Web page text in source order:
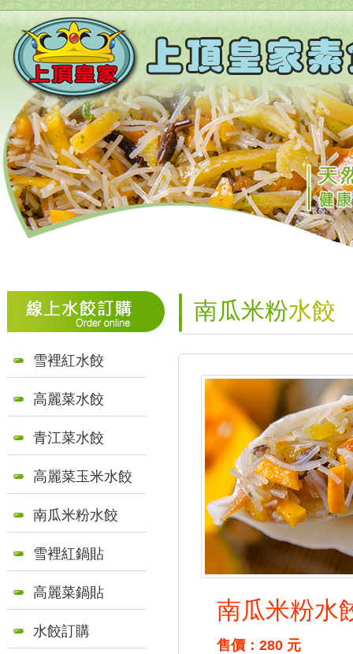
雪裡紅水餃
高麗菜水餃
青江菜水餃
高麗菜玉米水餃
南瓜米粉水餃
雪裡紅鍋貼
高麗菜鍋貼
水餃訂購
南瓜米粉水餃
南瓜米粉水
售價：280 元